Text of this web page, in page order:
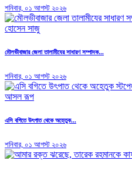
শনিবার, ০১ আগস্ট ২০২৬
মৌলভীবাজার জেলা তালামীযের সাধারণ সম্পাদক...
শনিবার, ০১ আগস্ট ২০২৬
এসি বগিতে উৎপাত থেকে অহেতুক...
শনিবার, ০১ আগস্ট ২০২৬